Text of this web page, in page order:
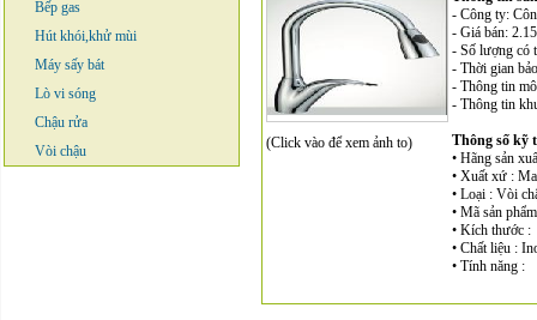
Bếp gas
Hút khói,khử mùi
Máy sấy bát
Lò vi sóng
Chậu rửa
Vòi chậu
(Click vào để xem ảnh to)
- Công ty:
- Giá bán:
- Số lượng có
- Thời gian
- Thông tin
- Thông tin
Thông số kỹ
• Hãng sản
• Xuất xứ :
• Loại : Vòi
• Mã sản
• Kích thước :
• Chất liệu :
• Tính năng :